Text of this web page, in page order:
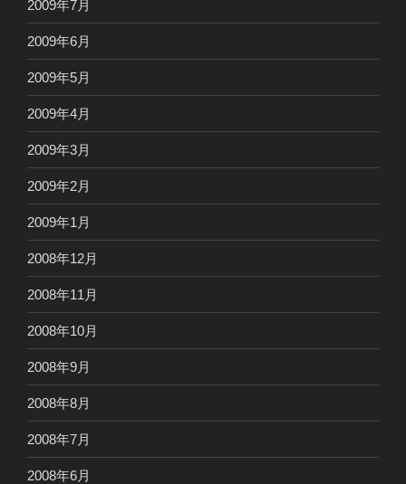
2009年7月
2009年6月
2009年5月
2009年4月
2009年3月
2009年2月
2009年1月
2008年12月
2008年11月
2008年10月
2008年9月
2008年8月
2008年7月
2008年6月